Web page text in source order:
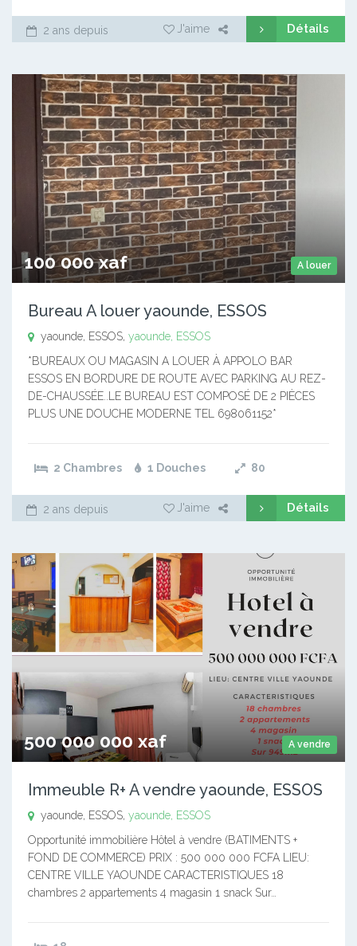
2 ans depuis J'aime Détails
A louer
100 000 xaf
Bureau A louer yaounde, ESSOS
yaounde, ESSOS, yaounde, ESSOS
*BUREAUX OU MAGASIN A LOUER À APPOLO BAR
ESSOS EN BORDURE DE ROUTE AVEC PARKING AU REZ-
DE-CHAUSSÉE..LE BUREAU EST COMPOSÉ DE 2 PIÈCES
PLUS UNE DOUCHE MODERNE TEL 698061152*
2 Chambres 1 Douches 80
2 ans depuis J'aime Détails
A vendre
500 000 000 xaf
Immeuble R+ A vendre yaounde, ESSOS
yaounde, ESSOS, yaounde, ESSOS
Opportunité immobilière Hôtel à vendre (BATIMENTS +
FOND DE COMMERCE) PRIX : 500 000 000 FCFA LIEU:
CENTRE VILLE YAOUNDE CARACTERISTIQUES 18
chambres 2 appartements 4 magasin 1 snack Sur…